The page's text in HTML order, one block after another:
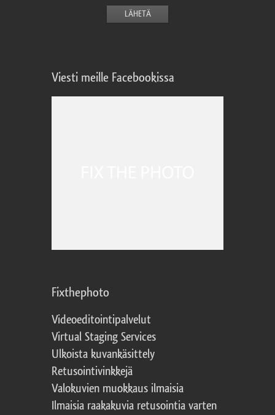
Viesti meille Facebookissa
Fixthephoto
Videoeditointipalvelut
Virtual Staging Services
Ulkoista kuvankäsittely
Retusointivinkkejä
Valokuvien muokkaus ilmaisia
Ilmaisia raakakuvia retusointia varten